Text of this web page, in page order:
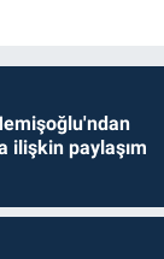
ilişkin paylaşım